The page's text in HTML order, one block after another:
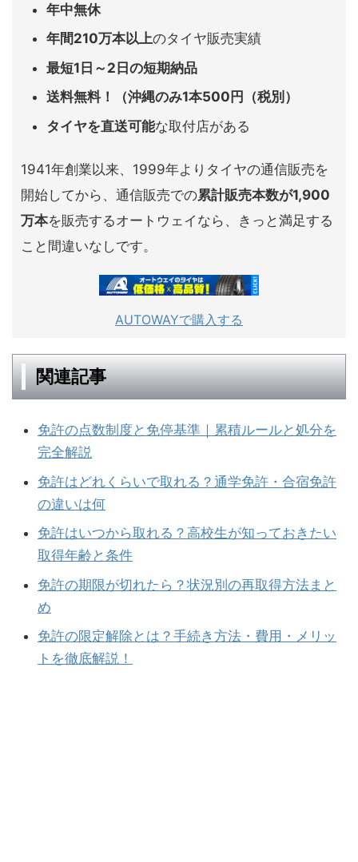
年中無休
年間210万本以上のタイヤ販売実績
最短1日～2日の短期納品
送料無料！（沖縄のみ1本500円（税別）
タイヤを直送可能な取付店がある
1941年創業以来、1999年よりタイヤの通信販売を
開始してから、通信販売での累計販売本数が1,900
万本を販売するオートウェイなら、きっと満足する
こと間違いなしです。
AUTOWAYで購入する
関連記事
免許の点数制度と免停基準｜累積ルールと処分を
完全解説
免許はどれくらいで取れる？通学免許・合宿免許
の違いは何
免許はいつから取れる？高校生が知っておきたい
取得年齢と条件
免許の期限が切れたら？状況別の再取得方法まと
め
免許の限定解除とは？手続き方法・費用・メリッ
トを徹底解説！